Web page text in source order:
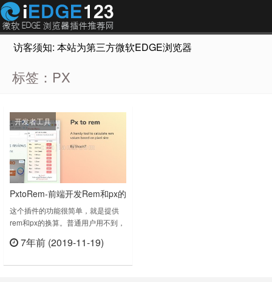
访客须知: 本站为第三方微软EDGE浏览器插件推荐网站，
标签：PX
开发者工具
PxtoRem-前端开发Rem和px的
换算工具插件
这个插件的功能很简单，就是提供
rem和px的换算。普通用户用不到，
小之类的CSS能用的到。em和rem
7年前 (2019-11-19)